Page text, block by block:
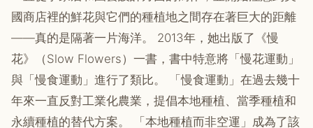
國商店裡的鮮花與它們的種植地之間存在著巨大的距離
——真的是隔著一片海洋。 2013年，她出版了《慢
花》（Slow Flowers）一書，書中特意將「慢花運動」
與「慢食運動」進行了類比。 「慢食運動」在過去幾十
年來一直反對工業化農業，提倡本地種植、當季種植和
永續種植的替代方案。 「本地種植而非空運」成為了該